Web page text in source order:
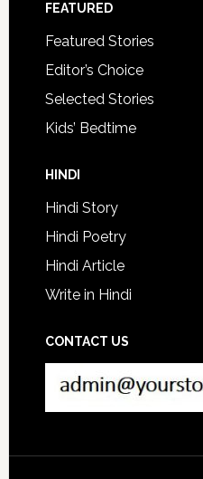
FEATURED
Featured Stories
Editor’s Choice
Selected Stories
Kids’ Bedtime
HINDI
Hindi Story
Hindi Poetry
Hindi Article
Write in Hindi
CONTACT US